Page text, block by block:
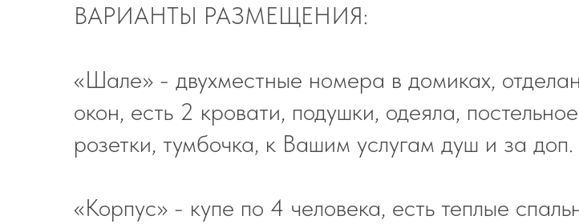
ВАРИАНТЫ РАЗМЕЩЕНИЯ:
«Шале» - двухместные номера в домиках,
окон, есть 2 кровати, подушки, одеяла,
розетки, тумбочка, к Вашим услугам душ и за
«Корпус» - купе по 4 человека, есть теплые